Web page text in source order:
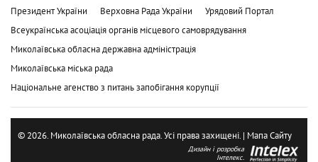
Президент України Верховна Рада України
Урядовий Портал
Всеукраїнська асоціація органів місцевого самоврядування
Миколаївська обласна державна адміністрація
Миколаївська міська рада
Національне агенство з питань запобігання корупції
© 2026. Миколаївська обласна рада. Усі права захищені. | Мапа Сайту
Дизайн і розробка
Інтелекс.